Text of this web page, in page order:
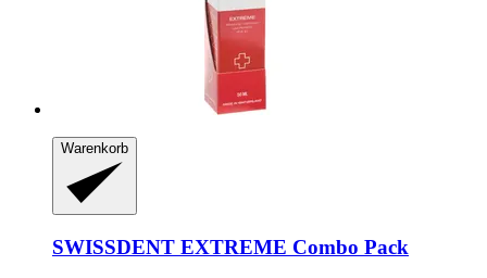
Warenkorb
SWISSDENT EXTREME Combo Pack